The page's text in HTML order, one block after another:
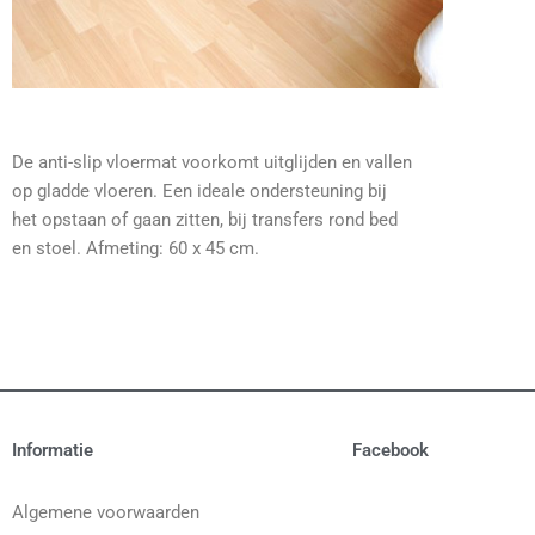
De anti-slip vloermat voorkomt uitglijden en vallen
op gladde vloeren. Een ideale ondersteuning bij
het opstaan of gaan zitten, bij transfers rond bed
en stoel. Afmeting: 60 x 45 cm.
Informatie
Algemene voorwaarden
Facebook